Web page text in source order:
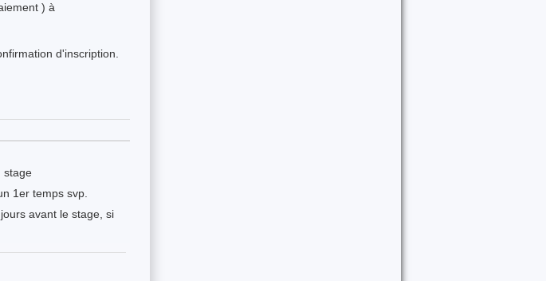
) à
d'inscription.
stage
1er temps svp.
avant le stage, si